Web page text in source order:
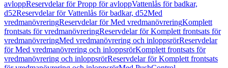
avloppReservdelar för Propp för avloppVattenlås för badkar,
d52Reservdelar för Vattenlås för badkar, d52Med
vredmanövreringReservdelar för Med vredmanövreringKomplett
frontsats för vredmanövreringReservdelar för Komplett frontsats för
vredmanövreringMed vredmanövrering och inloppsrörReservdelar
för Med vredmanövrering och inloppsrörKomplett frontsats för
vredmanövrering och inloppsrörReservdelar för Komplett frontsats